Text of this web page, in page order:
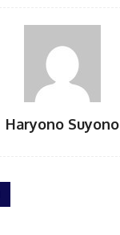
Haryono Suyono